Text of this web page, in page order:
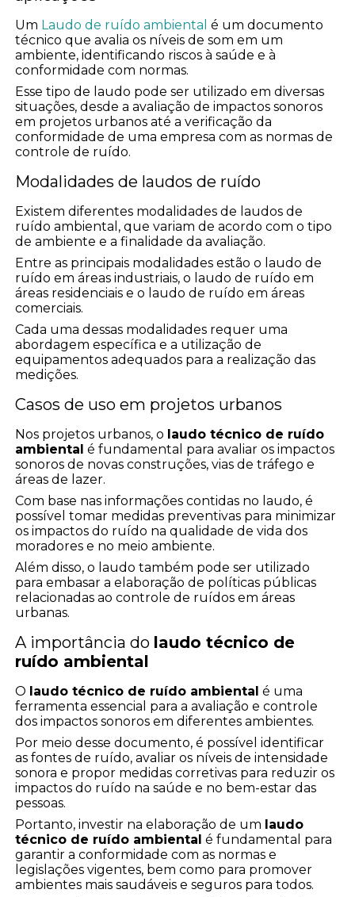
Um Laudo de ruído ambiental é um documento
técnico que avalia os níveis de som em um
ambiente, identificando riscos à saúde e à
conformidade com normas.
Esse tipo de laudo pode ser utilizado em diversas
situações, desde a avaliação de impactos sonoros
em projetos urbanos até a verificação da
conformidade de uma empresa com as normas de
controle de ruído.
Modalidades de laudos de ruído
Existem diferentes modalidades de laudos de
ruído ambiental, que variam de acordo com o tipo
de ambiente e a finalidade da avaliação.
Entre as principais modalidades estão o laudo de
ruído em áreas industriais, o laudo de ruído em
áreas residenciais e o laudo de ruído em áreas
comerciais.
Cada uma dessas modalidades requer uma
abordagem específica e a utilização de
equipamentos adequados para a realização das
medições.
Casos de uso em projetos urbanos
Nos projetos urbanos, o laudo técnico de ruído
ambiental é fundamental para avaliar os impactos
sonoros de novas construções, vias de tráfego e
áreas de lazer.
Com base nas informações contidas no laudo, é
possível tomar medidas preventivas para minimizar
os impactos do ruído na qualidade de vida dos
moradores e no meio ambiente.
Além disso, o laudo também pode ser utilizado
para embasar a elaboração de políticas públicas
relacionadas ao controle de ruídos em áreas
urbanas.
A importância do laudo técnico de
ruído ambiental
O laudo técnico de ruído ambiental é uma
ferramenta essencial para a avaliação e controle
dos impactos sonoros em diferentes ambientes.
Por meio desse documento, é possível identificar
as fontes de ruído, avaliar os níveis de intensidade
sonora e propor medidas corretivas para reduzir os
impactos do ruído na saúde e no bem-estar das
pessoas.
Portanto, investir na elaboração de um laudo
técnico de ruído ambiental é fundamental para
garantir a conformidade com as normas e
legislações vigentes, bem como para promover
ambientes mais saudáveis e seguros para todos.